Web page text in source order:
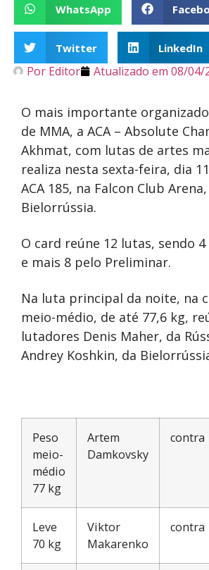
WhatsApp
Twitter LinkedIn
Por Editor Atualizado em 08/04/
O mais importante
de MMA, a ACA – Absolute
Akhmat, com lutas de artes
realiza nesta sexta-feira, dia
ACA 185, na Falcon Club
Bielorrússia.
O card reúne 12 lutas, sendo
e mais 8 pelo Preliminar.
Na luta principal da noite, na
meio-médio, de até 77,6 kg,
lutadores Denis Maher, da
Andrey Koshkin, da
Peso
meio-
médio
77 kg
Artem
Damkovsky
contra
Leve
70 kg
Viktor
Makarenko
contra